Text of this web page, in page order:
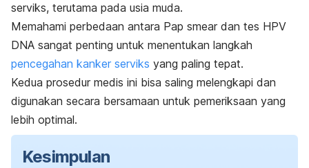
serviks, terutama pada usia muda.
Memahami perbedaan antara Pap smear dan tes HPV
DNA sangat penting untuk menentukan langkah
pencegahan kanker serviks yang paling tepat.
Kedua prosedur medis ini bisa saling melengkapi dan
digunakan secara bersamaan untuk pemeriksaan yang
lebih optimal.
Kesimpulan